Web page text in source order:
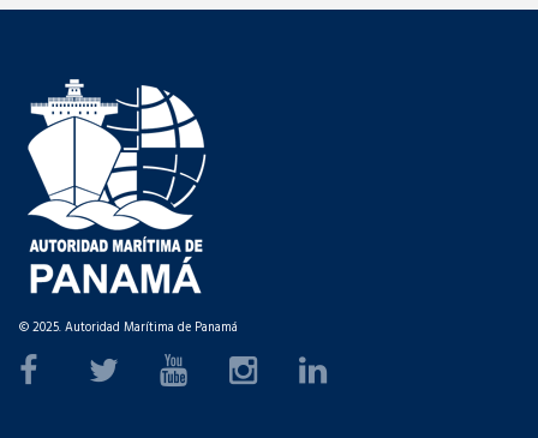
© 2025. Autoridad Marítima de Panamá